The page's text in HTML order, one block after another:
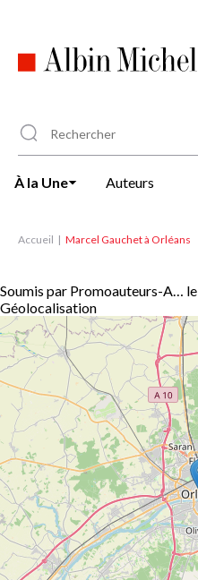
principal
À la Une Auteurs
Accueil Marcel Gauchet à Orléans
Soumis par Promoauteurs-A… le
Géolocalisation